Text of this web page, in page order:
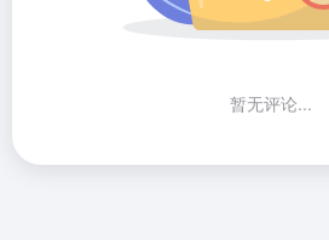
暂无评论...